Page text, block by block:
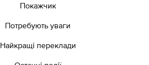
Покажчик
Потребують уваги
Найкращі переклади